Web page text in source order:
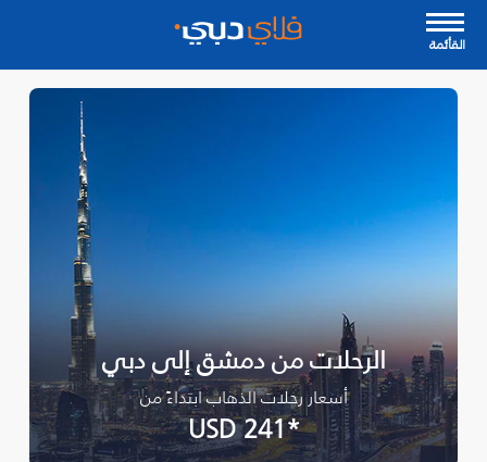
القأئمة
الرحلات من دمشق إلى دبي
أسعار رحلات الذهاب ابتداءً من
*USD 241